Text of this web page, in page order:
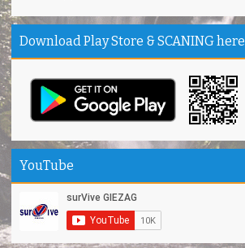
Download Play Store & SCANING here
YouTube